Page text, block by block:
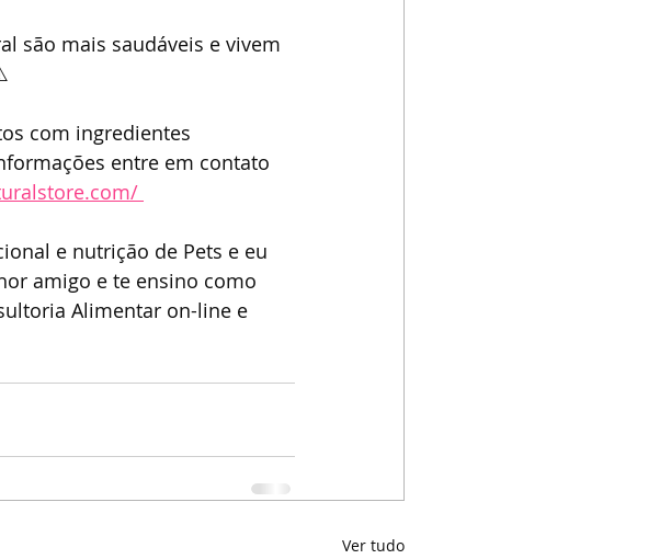
são mais saudáveis e vivem
com ingredientes
entre em contato
e nutrição de Pets e eu
amigo e te ensino como
Alimentar on-line e
Ver tudo